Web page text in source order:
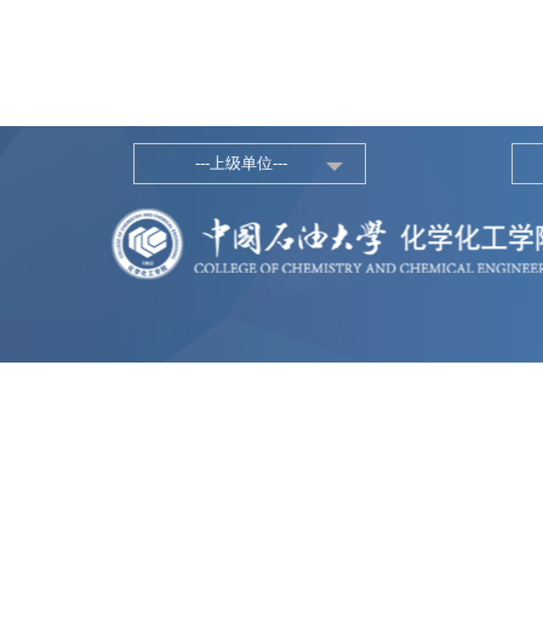
---上级单位---